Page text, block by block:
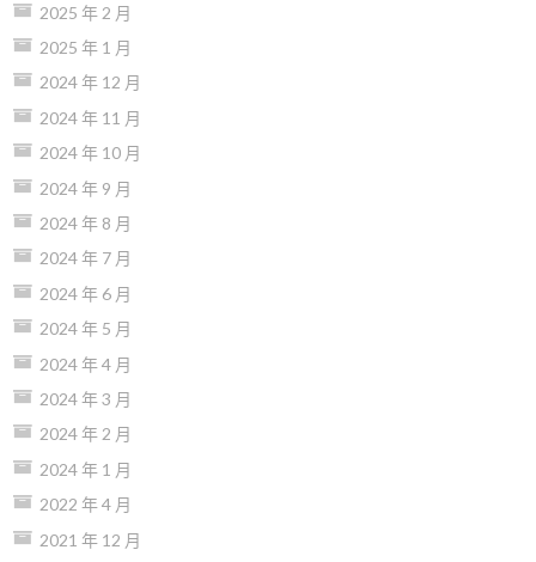
2025 年 2 月
2025 年 1 月
2024 年 12 月
2024 年 11 月
2024 年 10 月
2024 年 9 月
2024 年 8 月
2024 年 7 月
2024 年 6 月
2024 年 5 月
2024 年 4 月
2024 年 3 月
2024 年 2 月
2024 年 1 月
2022 年 4 月
2021 年 12 月